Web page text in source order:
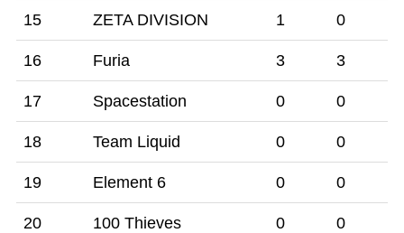
15 ZETA DIVISION 1 0
16 Furia 3 3
17 Spacestation 0 0
18 Team Liquid 0 0
19 Element 6 0 0
20 100 Thieves 0 0